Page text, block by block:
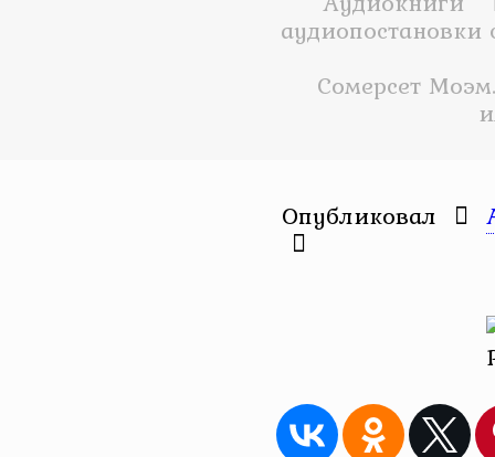
аудиопостановки
Сомерсет
Опубликовал